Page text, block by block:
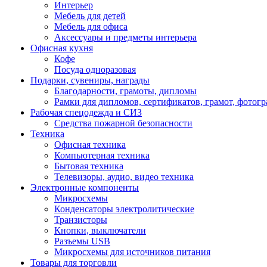
Интерьер
Мебель для детей
Мебель для офиса
Аксессуары и предметы интерьера
Офисная кухня
Кофе
Посуда одноразовая
Подарки, сувениры, награды
Благодарности, грамоты, дипломы
Рамки для дипломов, сертификатов, грамот,
Рабочая спецодежда и СИЗ
Средства пожарной безопасности
Техника
Офисная техника
Компьютерная техника
Бытовая техника
Телевизоры, аудио, видео техника
Электронные компоненты
Микросхемы
Конденсаторы электролитические
Транзисторы
Кнопки, выключатели
Разъемы USB
Микросхемы для источников питания
Товары для торговли